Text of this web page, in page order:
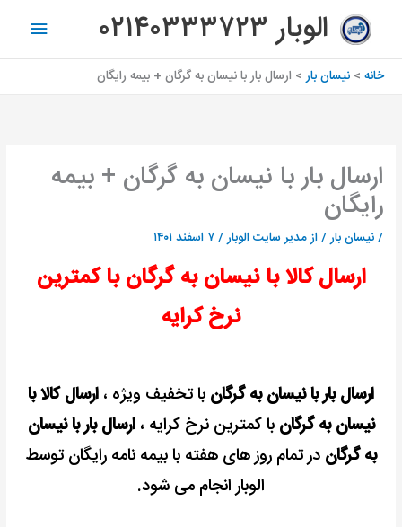
محتوا
الوبار ۰۲۱۴۰۳۳۳۷۲۳
اصلی
خانه نیسان بار ارسال بار با نیسان به گرگان + بیمه رایگان
ارسال بار با نیسان به گرگان + بیمه
رایگان
/نیسان بار/ ازمدیر سایت الوبار/۷ اسفند ۱۴۰۱
ارسال کالا با نیسان به گرگان با کمترین
نرخ کرایه
ارسال بار با نیسان به گرگان با تخفیف ویژه ، ارسال کالا با
نیسان به گرگان با کمترین نرخ کرایه ،ارسال بار با نیسان
به گرگان در تمام روز های هفته با بیمه نامه رایگان توسط
الوبار انجام می شود.